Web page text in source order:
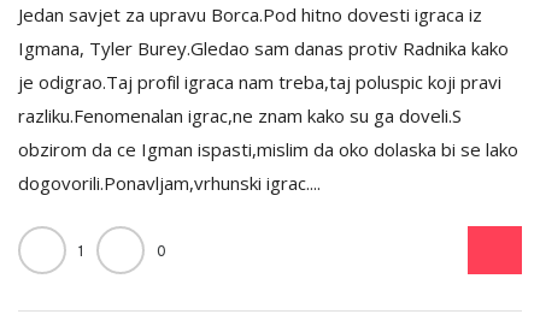
Jedan savjet za upravu Borca.Pod hitno dovesti igraca iz
Igmana, Tyler Burey.Gledao sam danas protiv Radnika kako
je odigrao.Taj profil igraca nam treba,taj poluspic koji pravi
razliku.Fenomenalan igrac,ne znam kako su ga doveli.S
obzirom da ce Igman ispasti,mislim da oko dolaska bi se lako
dogovorili.Ponavljam,vrhunski igrac....
1 0